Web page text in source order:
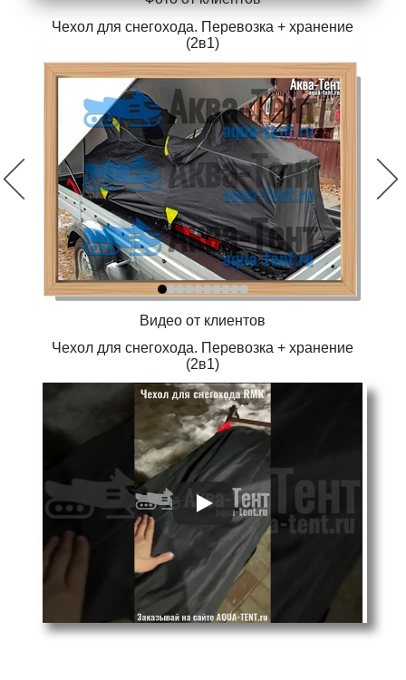
Чехол для снегохода. Перевозка + хранение
(2в1)
Видео от клиентов
Чехол для снегохода. Перевозка + хранение
(2в1)